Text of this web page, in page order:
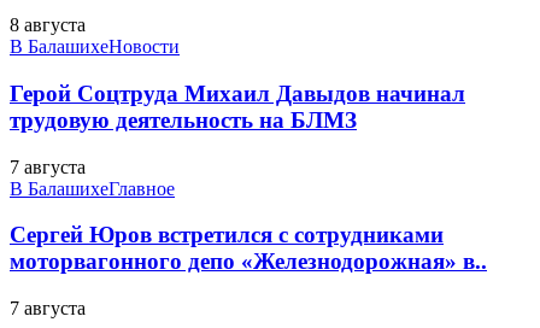
8 августа
В БалашихеНовости
Герой Соцтруда Михаил Давыдов начинал
трудовую деятельность на БЛМЗ
7 августа
В БалашихеГлавное
Сергей Юров встретился с сотрудниками
моторвагонного депо «Железнодорожная» в..
7 августа